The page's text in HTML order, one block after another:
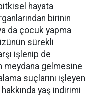
hayata
birinin
da çocuk yapma
sürekli
işlenip de
meydana gelmesine
suçlarını işleyen
yaş indirimi